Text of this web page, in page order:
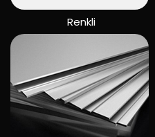
Renkli